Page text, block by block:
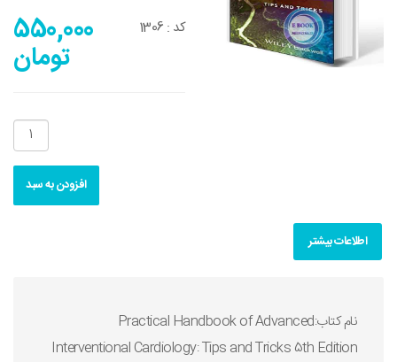
550,000
تومان
کد : 1306
افزودن به سبد
اطلاعات بیشتر
نام کتاب:Practical Handbook of Advanced
Interventional Cardiology: Tips and Tricks 5th Edition